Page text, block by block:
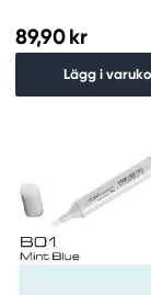
89,90 kr
Lägg i